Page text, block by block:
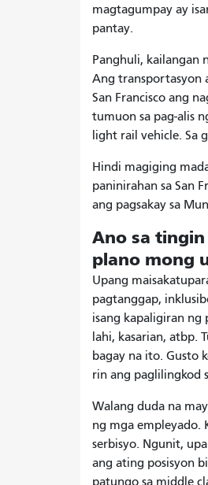
magtagumpay ay
pantay.
Panghuli, kailangan
Ang transportasyon
San Francisco ang
tumuon sa pag-alis
light rail vehicle. Sa
Hindi magiging
paninirahan sa San
ang pagsakay sa
Ano sa
plano mong
Upang
pagtanggap,
isang kapaligiran ng
lahi, kasarian, atbp.
bagay na ito. Gusto
rin ang paglilingkod
Walang duda na
ng mga empleyado.
serbisyo. Ngunit,
ang ating posisyon